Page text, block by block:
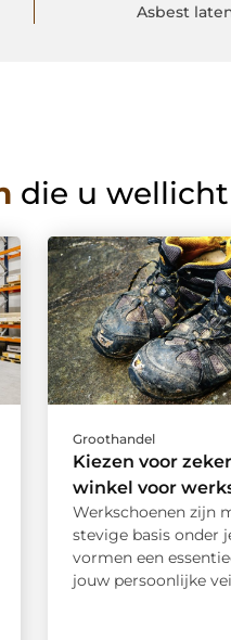
Asbest
die u
Groothandel
Kiezen voor
winkel voor
Werkschoenen zijn
stevige basis onder
vormen een
jouw persoonlijke